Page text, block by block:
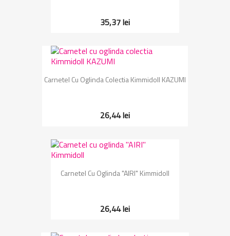
35,37 lei
Carnetel Cu Oglinda Colectia Kimmidoll KAZUMI
26,44 lei
Carnetel Cu Oglinda "AIRI" Kimmidoll
26,44 lei